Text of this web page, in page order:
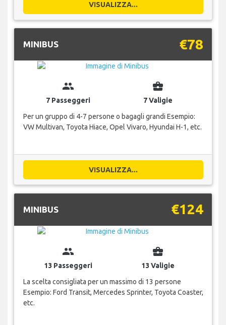
VISUALIZZA...
MINIBUS €78
group
7 Passeggeri
business_center
7 Valigie
Per un gruppo di 4-7 persone o bagagli grandi Esempio:
VW Multivan, Toyota Hiace, Opel Vivaro, Hyundai H-1, etc.
VISUALIZZA...
MINIBUS €124
group
13 Passeggeri
business_center
13 Valigie
La scelta consigliata per un massimo di 13 persone
Esempio: Ford Transit, Mercedes Sprinter, Toyota Coaster,
etc.